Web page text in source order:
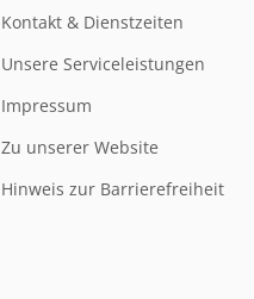
Kontakt & Dienstzeiten
Unsere Serviceleistungen
Impressum
Zu unserer Website
Hinweis zur Barrierefreiheit